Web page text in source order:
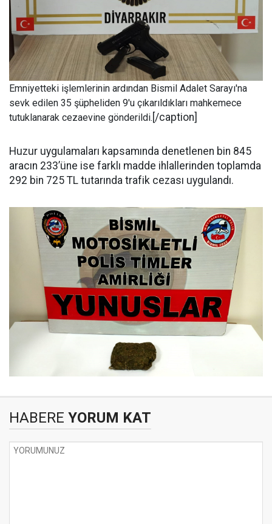
Emniyetteki işlemlerinin ardından Bismil Adalet Sarayı'na
sevk edilen 35 şüpheliden 9'u çıkarıldıkları mahkemece
tutuklanarak cezaevine gönderildi. [/caption]
Huzur uygulamaları kapsamında denetlenen bin 845
aracın 233’üne ise farklı madde ihlallerinden toplamda
292 bin 725 TL tutarında trafik cezası uygulandı.
HABERE YORUM KAT